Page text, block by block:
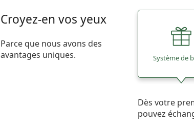
Croyez-en vos yeux
Parce que nous avons des
avantages uniques.
Système de
Dès votre
pouvez